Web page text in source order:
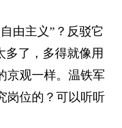
由主义”？反驳它
多了，多得就像用
京观一样。温铁军
岗位的？可以听听